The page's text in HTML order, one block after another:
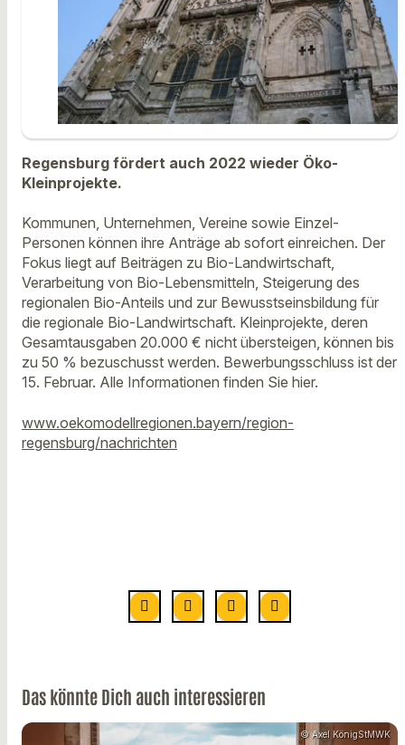
Regensburg fördert auch 2022 wieder Öko-
Kleinprojekte.
Kommunen, Unternehmen, Vereine sowie Einzel-
Personen können ihre Anträge ab sofort einreichen. Der
Fokus liegt auf Beiträgen zu Bio-Landwirtschaft,
Verarbeitung von Bio-Lebensmitteln, Steigerung des
regionalen Bio-Anteils und zur Bewusstseinsbildung für
die regionale Bio-Landwirtschaft. Kleinprojekte, deren
Gesamtausgaben 20.000 € nicht übersteigen, können bis
zu 50 % bezuschusst werden. Bewerbungsschluss ist der
15. Februar. Alle Informationen finden Sie hier.
www.oekomodellregionen.bayern/region-
regensburg/nachrichten
Das könnte Dich auch interessieren
© Axel KönigStMWK